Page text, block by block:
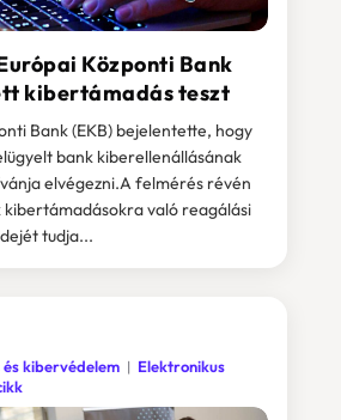
Központi Bank
kibertámadás teszt
Bank (EKB) bejelentette, hogy
bank kiberellenállásának
elvégezni.A felmérés révén
kibertámadásokra való reagálási
tudja...
és kibervédelem
Elektronikus